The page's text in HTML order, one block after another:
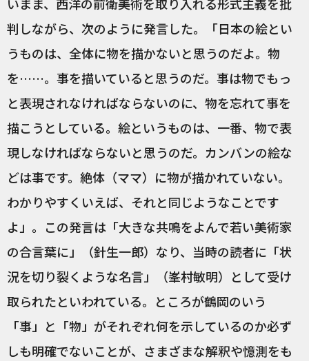
判しながら、次のように発言した。「日本の絵とい
うものは、全体に物を描かないと思うのだよ。物
を……。事を描いていると思うのだ。事は物でもっ
と表現されなければならないのに、物を忘れて事を
描こうとしている。絵というものは、一番、物で表
現しなければならないと思うのだ。カンバンの絵な
どは事です。絶体（ママ）に物が描かれていない。
わかりやすくいえば、それと同じようなことです
よ」。この発言は「大きな共鳴をよんで若い美術家
の合言葉に」（針生一郎）なり、当時の読者に「状
況を切り裂くような名言」（峯村敏明）として受け
取られたといわれている。ところが鶴岡のいう
「事」と「物」がそれぞれ何を示しているのか必ず
しも明確でないことが、さまざまな解釈や憶測をも